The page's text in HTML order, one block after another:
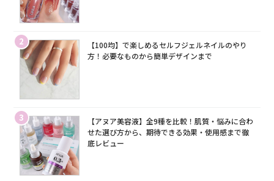
2
【100均】で楽しめるセルフジェルネイルのやり
方！必要なものから簡単デザインまで
3
【アヌア美容液】全9種を比較！肌質・悩みに合わ
せた選び方から、期待できる効果・使用感まで徹
底レビュー